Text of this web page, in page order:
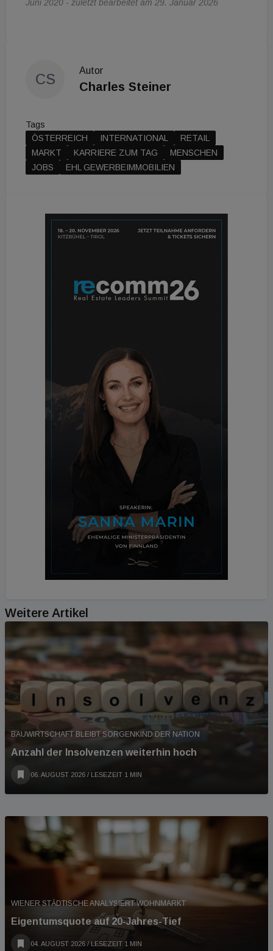
Juni 2020 - zuletzt bearbeitet am 29. Januar 2026
CS
Autor
Charles Steiner
Tags
ÖSTERREICH
INTERNATIONAL
RETAIL
MARKT
KARRIERE ZUM TAG
MENSCHEN
JOBS
EHL GEWERBEIMMOBILIEN
Weitere Artikel
BAUWIRTSCHAFT BLEIBT SORGENKIND DER NATION
Anzahl der Insolvenzen weiterhin hoch
06. AUGUST 2026 / LESEZEIT 1 MIN
WIENER STÄDTISCHE ANALYSIERT WOHNMARKT
Eigentumsquote auf 20-Jahres-Tief
04. AUGUST 2026 / LESEZEIT 1 MIN